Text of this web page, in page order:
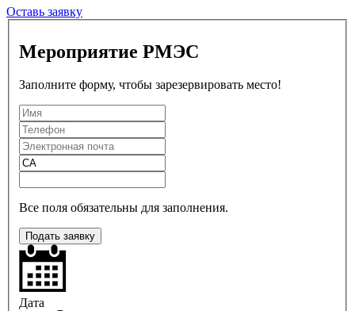
Оставь заявку
Мероприятие РМЭС
Заполните форму, чтобы зарезервировать место!
Все поля обязательны для заполнения.
Подать заявку
Дата